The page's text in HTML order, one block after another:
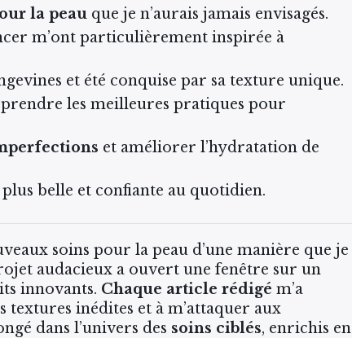
la peauque je n’aurais jamais envisagés.
m’ont particulièrement inspirée à
et été conquise par sa texture unique.
les meilleures pratiques pour
et améliorer l’hydratation de
belle et confiante au quotidien.
soins pour la peau d’une manière que je
audacieux a ouvert une fenêtre sur un
innovants. Chaque article rédigé m’a
textures inédites et à m’attaquer aux
dans l’univers des soins ciblés, enrichis en